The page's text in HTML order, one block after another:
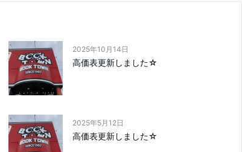
2025年10月14日
高価表更新しました☆
2025年5月12日
高価表更新しました☆